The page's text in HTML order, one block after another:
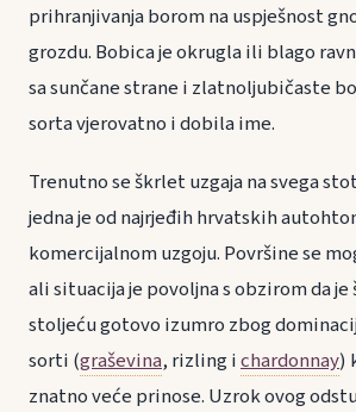
prihranjivanja borom na uspješnost
grozdu. Bobica je okrugla ili blago
sa sunčane strane i zlatnoljubičaste
sorta vjerovatno i dobila ime.
Trenutno se škrlet uzgaja na svega
jedna je od najrjeđih hrvatskih
komercijalnom uzgoju. Površine se
ali situacija je povoljna s obzirom da
stoljeću gotovo izumro zbog
sorti (graševina, rizling ichardonnay)
znatno veće prinose. Uzrok ovog